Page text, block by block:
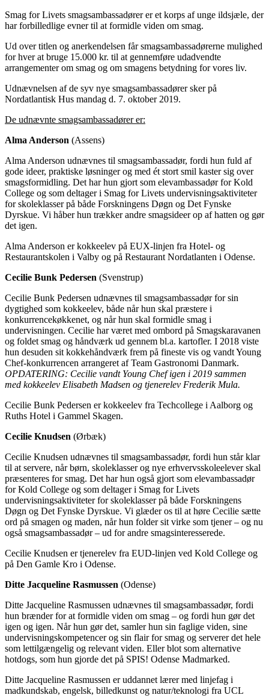
Smag for Livets smagsambassadører er et korps af unge ildsjæle, der
har forbilledlige evner til at formidle viden om smag.
Ud over titlen og anerkendelsen får smagsambassadørerne mulighed
for hver at bruge 15.000 kr. til at gennemføre udadvendte
arrangementer om smag og om smagens betydning for vores liv.
Udnævnelsen af de syv nye smagsambassadører sker på
Nordatlantisk Hus mandag d. 7. oktober 2019.
De udnævnte smagsambassadører er:
Alma Anderson (Assens)
Alma Anderson udnævnes til smagsambassadør, fordi hun fuld af
gode ideer, praktiske løsninger og med ét stort smil kaster sig over
smagsformidling. Det har hun gjort som elevambassadør for Kold
College og som deltager i Smag for Livets undervisningsaktiviteter
for skoleklasser på både Forskningens Døgn og Det Fynske
Dyrskue. Vi håber hun trækker andre smagsideer op af hatten og gør
det igen.
Alma Anderson er kokkeelev på EUX-linjen fra Hotel- og
Restaurantskolen i Valby og på Restaurant Nordatlanten i Odense.
Cecilie Bunk Pedersen (Svenstrup)
Cecilie Bunk Pedersen udnævnes til smagsambassadør for sin
dygtighed som kokkeelev, både når hun skal præstere i
konkurrencekøkkenet, og når hun skal formidle smag i
undervisningen. Cecilie har været med ombord på Smagskaravanen
og foldet smag og håndværk ud gennem bl.a. kartofler. I 2018 viste
hun desuden sit kokkehåndværk frem på fineste vis og vandt Young
Chef-konkurrencen arrangeret af Team Gastronomi Danmark.
OPDATERING: Cecilie vandt Young Chef igen i 2019 sammen
med kokkeelev Elisabeth Madsen og tjenerelev Frederik Mula.
Cecilie Bunk Pedersen er kokkeelev fra Techcollege i Aalborg og
Ruths Hotel i Gammel Skagen.
Cecilie Knudsen (Ørbæk)
Cecilie Knudsen udnævnes til smagsambassadør, fordi hun står klar
til at servere, når børn, skoleklasser og nye erhvervsskoleelever skal
præsenteres for smag. Det har hun også gjort som elevambassadør
for Kold College og som deltager i Smag for Livets
undervisningsaktiviteter for skoleklasser på både Forskningens
Døgn og Det Fynske Dyrskue. Vi glæder os til at høre Cecilie sætte
ord på smagen og maden, når hun folder sit virke som tjener – og nu
også smagsambassadør – ud for andre smagsinteresserede.
Cecilie Knudsen er tjenerelev fra EUD-linjen ved Kold College og
på Den Gamle Kro i Odense.
Ditte Jacqueline Rasmussen (Odense)
Ditte Jacqueline Rasmussen udnævnes til smagsambassadør, fordi
hun brænder for at formidle viden om smag – og fordi hun gør det
igen og igen. Når hun gør det, samler hun sin faglige viden, sine
undervisningskompetencer og sin flair for smag og serverer det hele
som lettilgængelig og relevant viden. Eller blot som alternative
hotdogs, som hun gjorde det på SPIS! Odense Madmarked.
Ditte Jacqueline Rasmussen er uddannet lærer med linjefag i
madkundskab, engelsk, billedkunst og natur/teknologi fra UCL